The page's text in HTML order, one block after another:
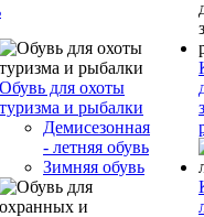
Обувь для охоты
туризма и рыбалки
Демисезонная
- летняя обувь
Зимняя обувь